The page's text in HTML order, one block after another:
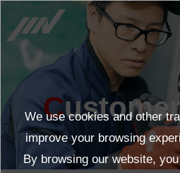
We use cookies and other
improve your browsing
By browsing our website,